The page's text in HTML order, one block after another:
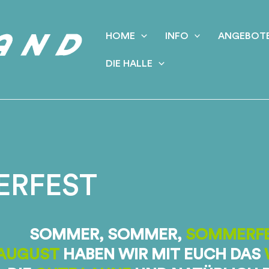
HOME INFO
DIE HALLE
SOMMER, SOMMER,
HABEN WIR MIT EUCH DAS